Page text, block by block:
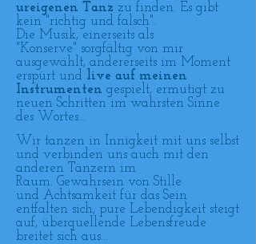
ureigenen Tanz zu finden. Es gibt
kein "richtig und falsch".
Die Musik, einerseits als
"Konserve" sorgfältig von mir
ausgewählt, andererseits im Moment
erspürt und live auf meinen
Instrumenten gespielt, ermutigt zu
neuen Schritten im wahrsten Sinne
des Wortes...
Wir tanzen in Innigkeit mit uns selbst
und verbinden uns auch mit den
anderen Tänzern im
Raum. Gewahrsein von Stille
und Achtsamkeit für das Sein
entfalten sich, pure Lebendigkeit steigt
auf, überquellende Lebensfreude
breitet sich aus...